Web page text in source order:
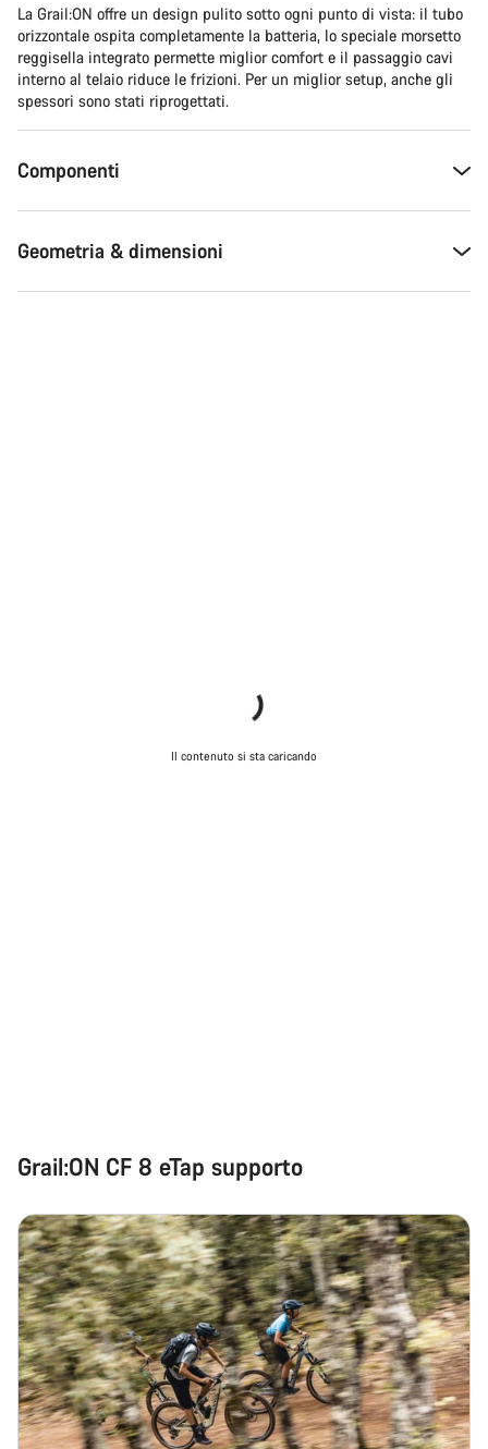
La Grail:ON offre un design pulito sotto ogni punto di vista: il tubo
orizzontale ospita completamente la batteria, lo speciale morsetto
reggisella integrato permette miglior comfort e il passaggio cavi
interno al telaio riduce le frizioni. Per un miglior setup, anche gli
spessori sono stati riprogettati.
Componenti
Geometria & dimensioni
Il contenuto si sta caricando
Grail:ON CF 8 eTap supporto